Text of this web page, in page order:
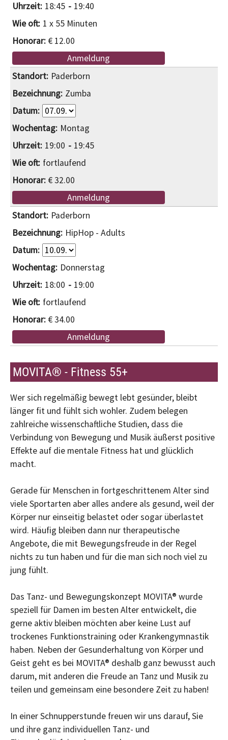
18:45
19:40
1 x 55 Minuten
€ 12.00
Anmeldung
Paderborn
Zumba
Montag
19:00
19:45
fortlaufend
€ 32.00
Anmeldung
Paderborn
HipHop - Adults
Donnerstag
18:00
19:00
fortlaufend
€ 34.00
Anmeldung
MOVITA® - Fitness 55+
Wer sich regelmäßig bewegt lebt gesünder, bleibt
länger fit und fühlt sich wohler. Zudem belegen
zahlreiche wissenschaftliche Studien, dass die
Verbindung von Bewegung und Musik äußerst positive
Effekte auf die mentale Fitness hat und glücklich
macht.
Gerade für Menschen in fortgeschrittenem Alter sind
viele Sportarten aber alles andere als gesund, weil der
Körper nur einseitig belastet oder sogar überlastet
wird. Häufig bleiben dann nur therapeutische
Angebote, die mit Bewegungsfreude in der Regel
nichts zu tun haben und für die man sich noch viel zu
jung fühlt.
Das Tanz- und Bewegungskonzept MOVITA® wurde
speziell für Damen im besten Alter entwickelt, die
gerne aktiv bleiben möchten aber keine Lust auf
trockenes Funktionstraining oder Krankengymnastik
haben. Neben der Gesunderhaltung von Körper und
Geist geht es bei MOVITA® deshalb ganz bewusst auch
darum, mit anderen die Freude an Tanz und Musik zu
teilen und gemeinsam eine besondere Zeit zu haben!
In einer Schnupperstunde freuen wir uns darauf, Sie
und ihre ganz individuellen Tanz- und